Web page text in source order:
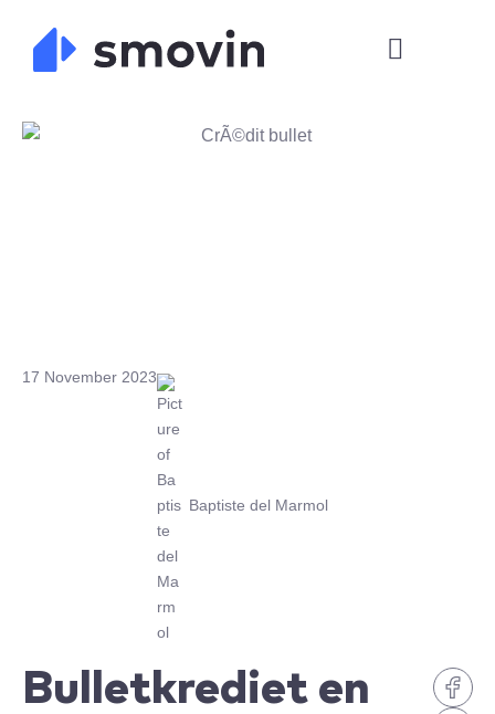
content
17 November 2023
Baptiste del Marmol
Bulletkrediet en